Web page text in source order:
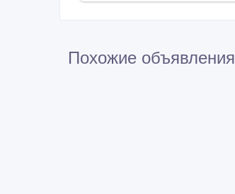
Похожие объявления